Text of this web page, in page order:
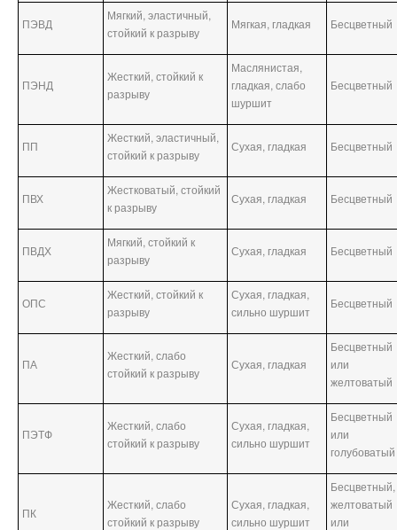
ПЭВД
Мягкий, эластичный,
стойкий к разрыву
Мягкая, гладкая Бесцветный
ПЭНД
Жесткий, стойкий к
разрыву
Маслянистая,
гладкая, слабо
шуршит
Бесцветный
ПП
Жесткий, эластичный,
стойкий к разрыву
Сухая, гладкая Бесцветный
ПВХ
Жестковатый, стойкий
к разрыву
Сухая, гладкая Бесцветный
ПВДХ
Мягкий, стойкий к
разрыву
Сухая, гладкая Бесцветный
ОПС
Жесткий, стойкий к
разрыву
Сухая, гладкая,
сильно шуршит
Бесцветный
ПА
Жесткий, слабо
стойкий к разрыву
Сухая, гладкая
Бесцветный
или
желтоватый
ПЭТФ
Жесткий, слабо
стойкий к разрыву
Сухая, гладкая,
сильно шуршит
Бесцветный
или
голубоватый
ПК
Жесткий, слабо
стойкий к разрыву
Сухая, гладкая,
сильно шуршит
Бесцветный,
желтоватый
или